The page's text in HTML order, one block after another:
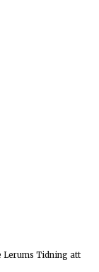
Lerums Tidning att